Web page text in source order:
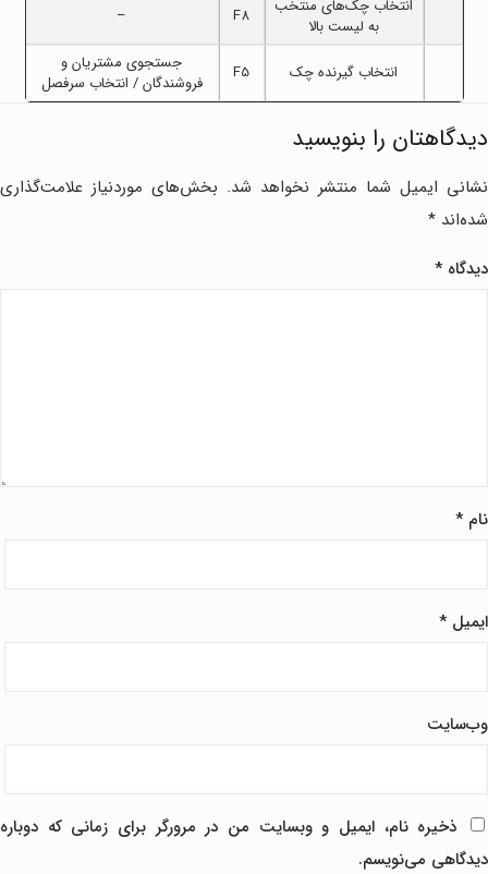
انتخاب چک‌های منتخب
به لیست بالا
F8
–
انتخاب گیرنده چک F5
جستجوی مشتریان و
فروشندگان / انتخاب سرفصل
دیدگاهتان را بنویسید
نشانی ایمیل شما منتشر نخواهد شد. بخش‌های موردنیاز علامت‌گذاری
شده‌اند *
دیدگاه*
نام*
ایمیل*
وب‌سایت
ذخیره نام، ایمیل و وبسایت من در مرورگر برای زمانی که دوباره
دیدگاهی می‌نویسم.